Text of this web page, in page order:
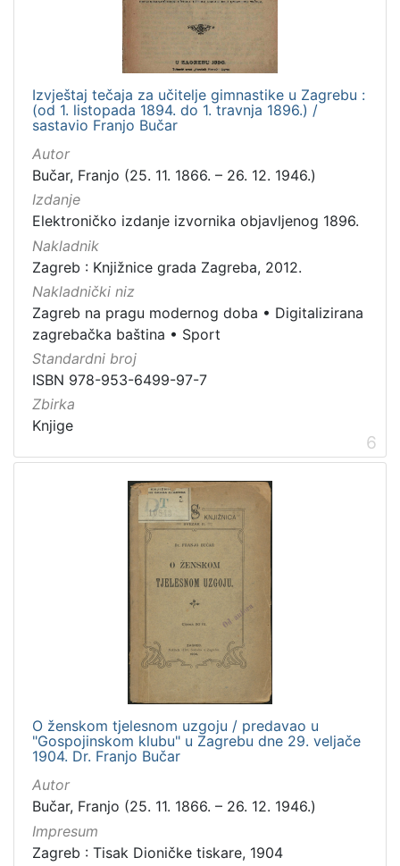
Izvještaj tečaja za učitelje gimnastike u Zagrebu :
(od 1. listopada 1894. do 1. travnja 1896.) /
sastavio Franjo Bučar
Autor
Bučar, Franjo (25. 11. 1866. – 26. 12. 1946.)
Izdanje
Elektroničko izdanje izvornika objavljenog 1896.
Nakladnik
Zagreb : Knjižnice grada Zagreba, 2012.
Nakladnički niz
Zagreb na pragu modernog doba • Digitalizirana
zagrebačka baština • Sport
Standardni broj
ISBN 978-953-6499-97-7
Zbirka
Knjige
6
O ženskom tjelesnom uzgoju / predavao u
"Gospojinskom klubu" u Zagrebu dne 29. veljače
1904. Dr. Franjo Bučar
Autor
Bučar, Franjo (25. 11. 1866. – 26. 12. 1946.)
Impresum
Zagreb : Tisak Dioničke tiskare, 1904